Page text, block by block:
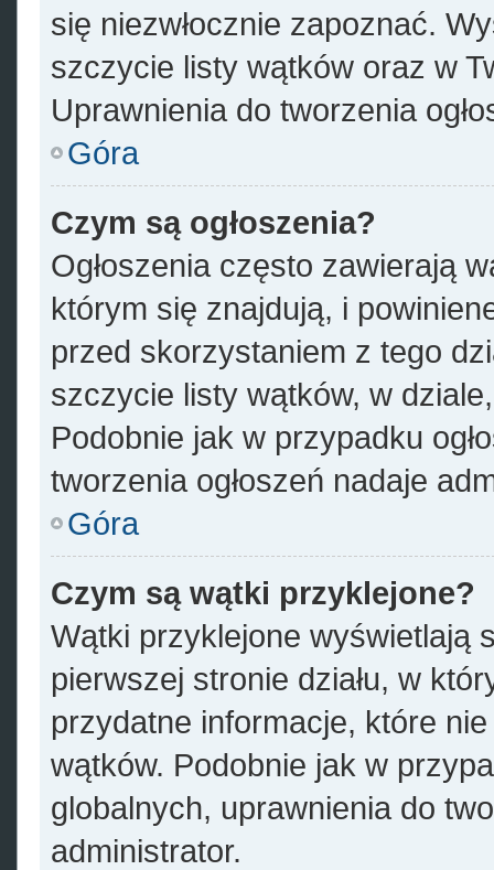
się niezwłocznie zapoznać.
szczycie listy wątków oraz w
Uprawnienia do tworzenia
Góra
Czym są ogłoszenia?
Ogłoszenia często zawierają
którym się znajdują, i
przed skorzystaniem z tego
szczycie listy wątków, w
Podobnie jak w przypadku
tworzenia ogłoszeń nadaje
Góra
Czym są wątki przyklejone?
Wątki przyklejone wyświetlają
pierwszej stronie działu, w
przydatne informacje, które
wątków. Podobnie jak w
globalnych, uprawnienia do
administrator.